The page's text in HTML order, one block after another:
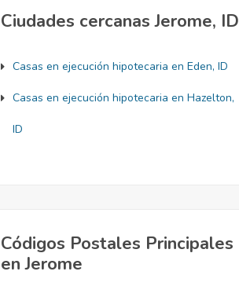
Ciudades cercanas Jerome, ID
Casas en ejecución hipotecaria en Eden, ID
Casas en ejecución hipotecaria en Hazelton,
ID
Códigos Postales Principales
en Jerome